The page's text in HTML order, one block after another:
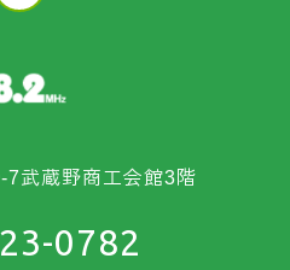
7武蔵野商工会館3階
0782